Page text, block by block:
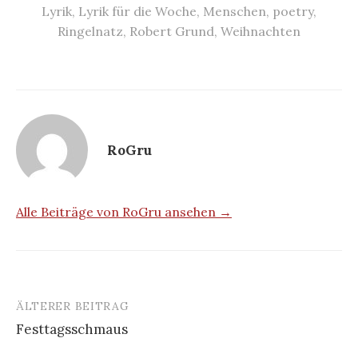
Lyrik, Lyrik für die Woche, Menschen, poetry,
Ringelnatz, Robert Grund, Weihnachten
RoGru
Alle Beiträge von RoGru ansehen →
Beitrags-
Navigation
ÄLTERER BEITRAG
Festtagsschmaus